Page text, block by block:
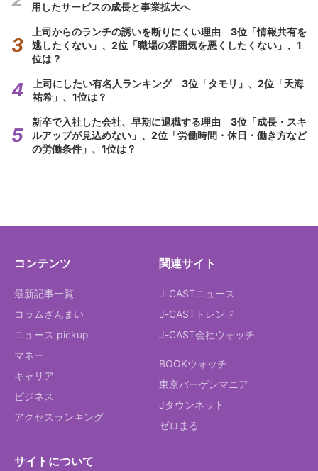
用したサービスの成長と事業拡大へ
上司からのランチの誘いを断りにくい理由 3位「情報共有を
逃したくない」、2位「職場の雰囲気を悪くしたくない」、1
位は？
上司にしたい有名人ランキング 3位「タモリ」、2位「天海
祐希」、1位は？
新卒で入社した会社、早期に退職する理由 3位「成長・スキ
ルアップが見込めない」、2位「労働時間・休日・働き方など
の労働条件」、1位は？
コンテンツ
最新記事一覧
コラムざんまい
ニュース pickup
マネー
キャリア
ビジネス
アクセスランキング
関連サイト
J-CASTニュース
J-CASTトレンド
J-CAST会社ウォッチ
BOOKウォッチ
東京バーゲンマニア
Jタウンネット
ゼロまる
サイトについて